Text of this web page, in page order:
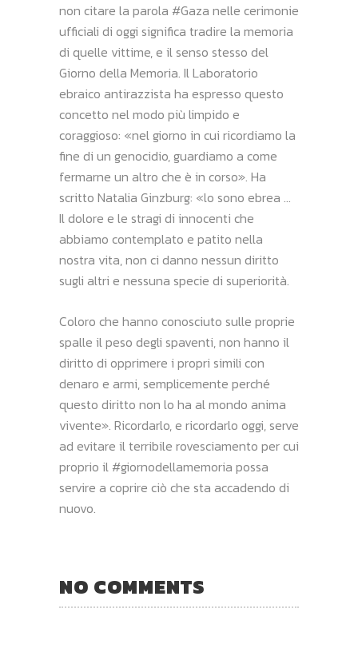
non citare la parola #Gaza nelle cerimonie
ufficiali di oggi significa tradire la memoria
di quelle vittime, e il senso stesso del
Giorno della Memoria. Il Laboratorio
ebraico antirazzista ha espresso questo
concetto nel modo più limpido e
coraggioso: «nel giorno in cui ricordiamo la
fine di un genocidio, guardiamo a come
fermarne un altro che è in corso». Ha
scritto Natalia Ginzburg: «lo sono ebrea …
Il dolore e le stragi di innocenti che
abbiamo contemplato e patito nella
nostra vita, non ci danno nessun diritto
sugli altri e nessuna specie di superiorità.
Coloro che hanno conosciuto sulle proprie
spalle il peso degli spaventi, non hanno il
diritto di opprimere i propri simili con
denaro e armi, semplicemente perché
questo diritto non lo ha al mondo anima
vivente». Ricordarlo, e ricordarlo oggi, serve
ad evitare il terribile rovesciamento per cui
proprio il #giornodellamemoria possa
servire a coprire ciò che sta accadendo di
nuovo.
NO COMMENTS